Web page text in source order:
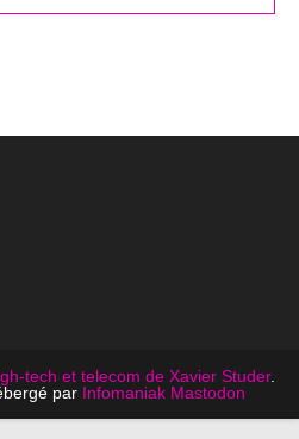
tech et telecom de Xavier Studer.
par Infomaniak Mastodon